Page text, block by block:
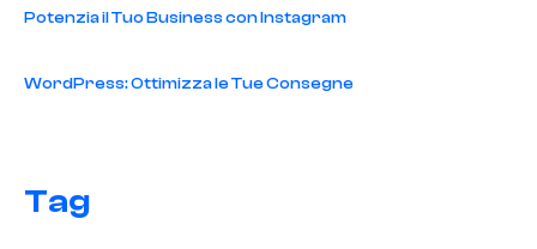
Potenzia il Tuo Business con Instagram
WordPress: Ottimizza le Tue Consegne
Tag